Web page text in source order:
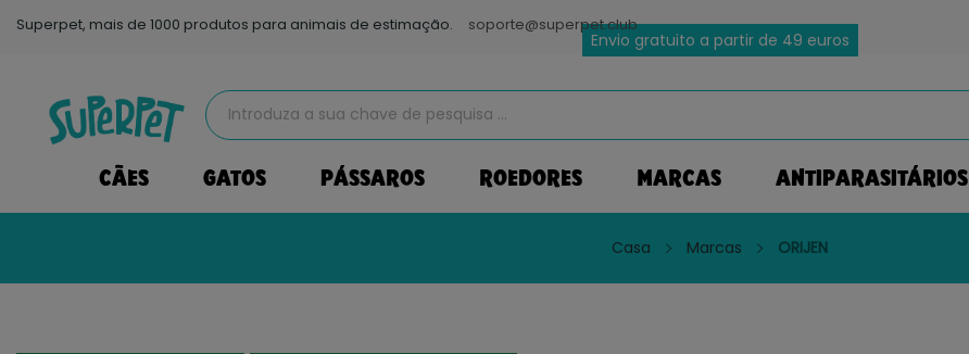
Superpet, mais de 1000 produtos para animais de estimação. soporte@superpet.club
Envio gratuito a partir de 49 euros
CÃES GATOS PÁSSAROS ROEDORES MARCAS ANTIPARASITÁRIOS
Casa Marcas ORIJEN